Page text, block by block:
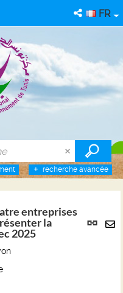
FR
recherche avancée
Lien
entreprises
la
2025